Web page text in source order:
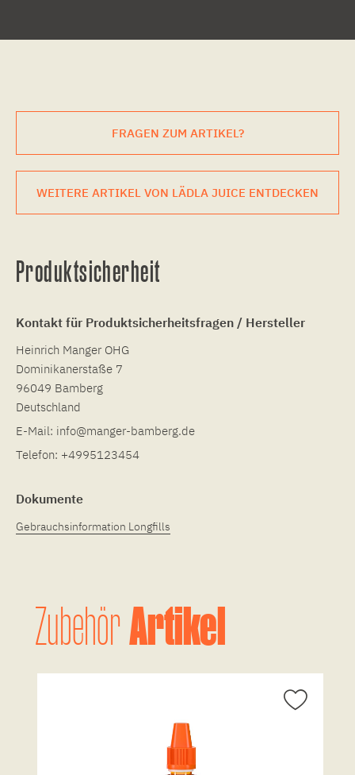
FRAGEN ZUM ARTIKEL?
WEITERE ARTIKEL VON LÄDLA JUICE ENTDECKEN
Produktsicherheit
Kontakt für Produktsicherheitsfragen / Hersteller
Heinrich Manger OHG
Dominikanerstaße 7
96049 Bamberg
Deutschland
E-Mail: info@manger-bamberg.de
Telefon: +4995123454
Dokumente
Gebrauchsinformation Longfills
ZubehörArtikel